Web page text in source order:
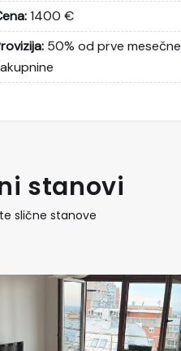
1400 €
50% od prve mesečne
stanovi
slične stanove